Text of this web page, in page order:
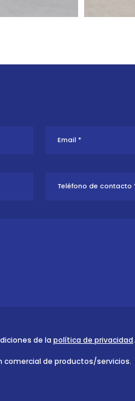
de la política de privacidad.
comercial de productos/servicios.